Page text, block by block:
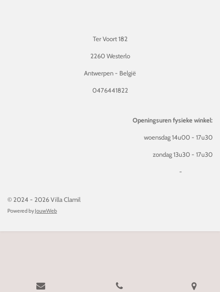
Ter Voort 182
2260 Westerlo
Antwerpen - België
0476441822
Openingsuren fysieke winkel:
woensdag 14u00 - 17u30
zondag 13u30 - 17u30
-
© 2024 - 2026 Villa Clamil
Powered by JouwWeb